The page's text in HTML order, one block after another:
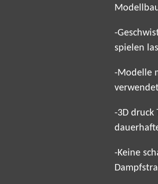
-
spielen
-Modelle
-3D druck
-Keine